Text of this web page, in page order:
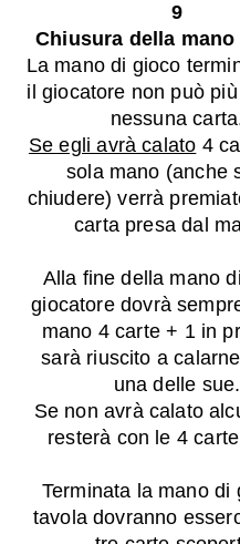
9
Chiusura della
La mano di gioco
il giocatore non può
nessuna
Se egli avrà calato 4
sola mano (anche
chiudere) verrà
carta presa dal
Alla fine della mano
giocatore dovrà
mano 4 carte + 1 in
sarà riuscito a
una delle sue.
Se non avrà calato
resterà con le 4
Terminata la mano di
tavola dovranno